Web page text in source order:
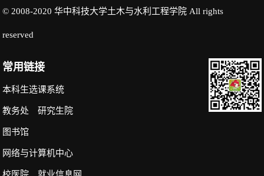
© 2008-2020 华中科技大学土木与水利工程学院 All rights
reserved
常用链接
本科生选课系统
教务处 研究生院
图书馆
网络与计算机中心